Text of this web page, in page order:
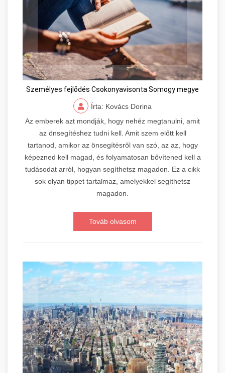
Személyes fejlődés Csokonyavisonta Somogy megye
Írta: Kovács Dorina
Az emberek azt mondják, hogy nehéz megtanulni, amit
az önsegítéshez tudni kell. Amit szem előtt kell
tartanod, amikor az önsegítésről van szó, az az, hogy
képezned kell magad, és folyamatosan bővítened kell a
tudásodat arról, hogyan segíthetsz magadon. Ez a cikk
sok olyan tippet tartalmaz, amelyekkel segíthetsz
magadon.
Továb olvasom